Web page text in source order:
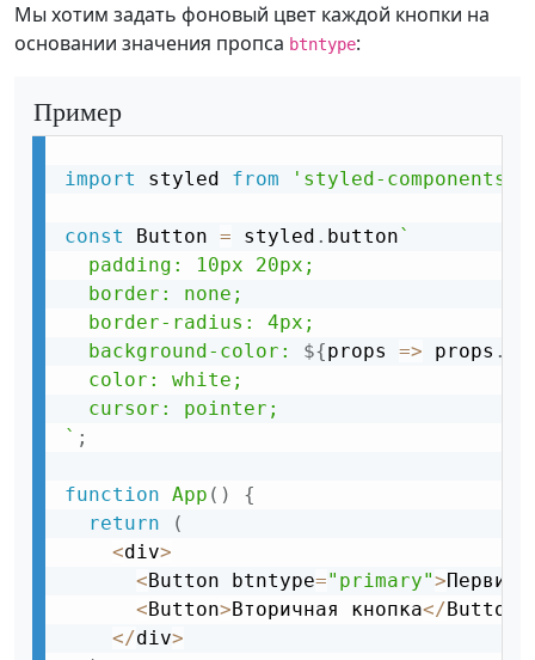
Мы хотим задать фоновый цвет каждой кнопки на
основании значения пропса btntype:
Пример
import styled from 'styled-components'
const Button = styled . button `
  padding: 10px 20px;
  border: none;
  border-radius: 4px;
  background-color:
${props => props .
  color: white;
  cursor: pointer;
` ;
function App ( )
{
return
(
<div>
<Button btntype="primary">
<Button>Вторичная кнопка</Button
</div>